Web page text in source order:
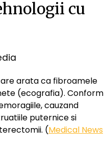
cu
arata ca fibroamele
(ecografia). Conform
cauzand
puternice si
(Medical News